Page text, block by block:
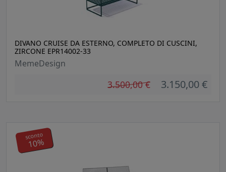
DIVANO CRUISE DA ESTERNO, COMPLETO DI CUSCINI,
ZIRCONE EPR14002-33
MemeDesign
3.500,00 € 3.150,00 €
sconto
10%